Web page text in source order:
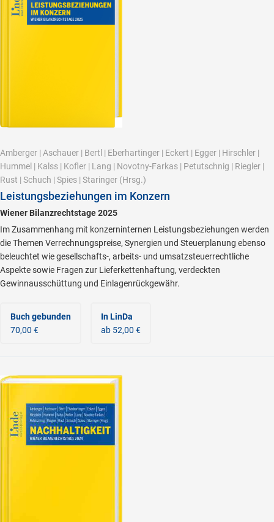
Amberger | Aschauer | Bertl | Eberhartinger | Eckert | Egger | Hirschler |
Hummel | Kalss | Kofler | Lang | Novotny-Farkas | Petutschnig | Riegler |
Rust | Schuch | Spies | Staringer (Hrsg.)
Leistungsbeziehungen im Konzern
Wiener Bilanzrechtstage 2025
Im Zusammenhang mit konzerninternen Leistungsbeziehungen werden
die Themen Verrechnungspreise, Synergien und Steuerplanung ebenso
beleuchtet wie gesellschafts-, arbeits- und umsatzsteuerrechtliche
Aspekte sowie Fragen zur Lieferkettenhaftung, verdeckten
Gewinnausschüttung und Einlagenrückgewähr.
Buch gebunden
70,00 €
In LinDa
ab 52,00 €